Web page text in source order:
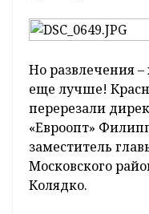
Но развлечения
еще лучше!
перерезали
«Евроопт»
заместитель
Московского
Колядко.